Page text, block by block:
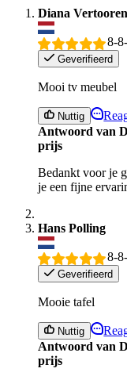
Diana Vertooren
8-
Geverifieerd
Mooi tv meubel
Nuttig
Antwoord van
prijs
Bedankt voor je
je een fijne
Hans Polling
8-
Geverifieerd
Mooie tafel
Nuttig
Antwoord van
prijs